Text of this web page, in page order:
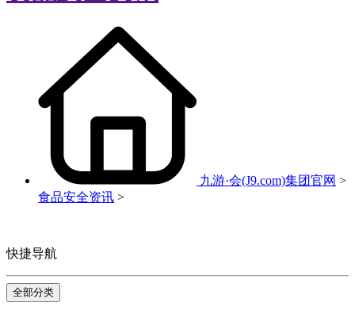
九游·会(J9.com)集团官网 >
食品安全资讯 >
快捷导航
全部分类